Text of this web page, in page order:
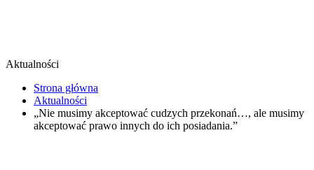
Aktualności
Strona główna
Aktualności
„Nie musimy akceptować cudzych przekonań…, ale musimy
akceptować prawo innych do ich posiadania.”